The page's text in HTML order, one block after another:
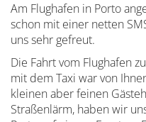
Am Flughafen in Porto
schon mit einer netten
uns sehr gefreut.
Die Fahrt vom Flughafen
mit dem Taxi war von
kleinen aber feinen
Straßenlärm, haben wir